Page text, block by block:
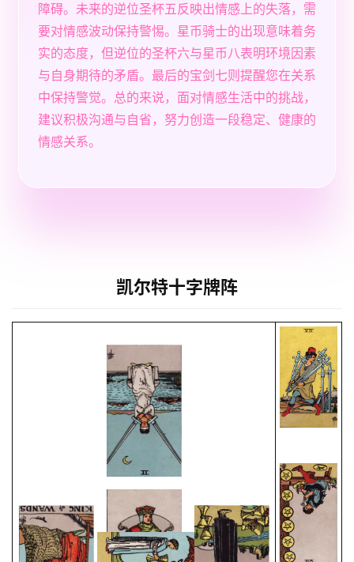
障碍。未来的逆位圣杯五反映出情感上的失落，需
要对情感波动保持警惕。星币骑士的出现意味着务
实的态度，但逆位的圣杯六与星币八表明环境因素
与自身期待的矛盾。最后的宝剑七则提醒您在关系
中保持警觉。总的来说，面对情感生活中的挑战，
建议积极沟通与自省，努力创造一段稳定、健康的
情感关系。
凯尔特十字牌阵